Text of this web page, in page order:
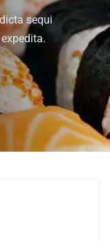
sequi